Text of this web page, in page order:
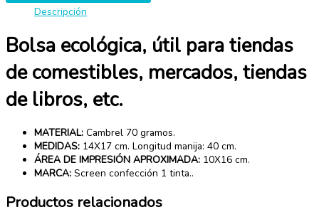
Descripción
Bolsa ecológica, útil para tiendas
de comestibles, mercados, tiendas
de libros, etc.
MATERIAL: Cambrel 70 gramos.
MEDIDAS: 14X17 cm. Longitud manija: 40 cm.
ÁREA DE IMPRESIÓN APROXIMADA: 10X16 cm.
MARCA: Screen confección 1 tinta..
Productos relacionados